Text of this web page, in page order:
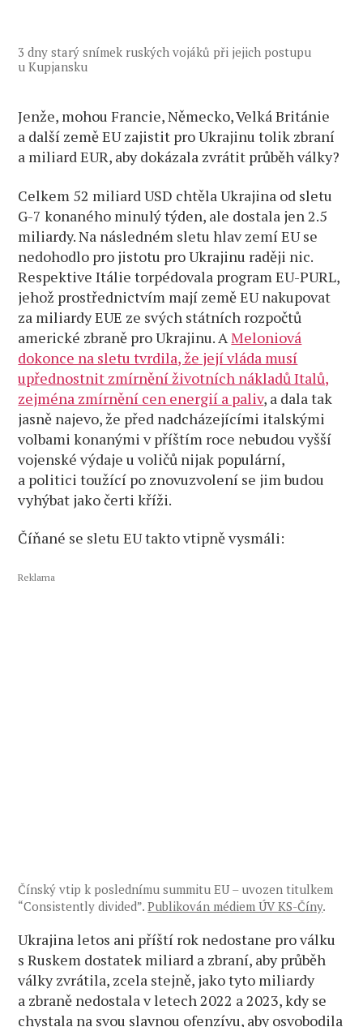
3 dny starý snímek ruských vojáků při jejich postupu
u Kupjansku
Jenže, mohou Francie, Německo, Velká Británie
a další země EU zajistit pro Ukrajinu tolik zbraní
a miliard EUR, aby dokázala zvrátit průběh války?
Celkem 52 miliard USD chtěla Ukrajina od sletu
G-7 konaného minulý týden, ale dostala jen 2.5
miliardy. Na následném sletu hlav zemí EU se
nedohodlo pro jistotu pro Ukrajinu raději nic.
Respektive Itálie torpédovala program EU-PURL,
jehož prostřednictvím mají země EU nakupovat
za miliardy EUE ze svých státních rozpočtů
americké zbraně pro Ukrajinu. AMeloniová
dokonce na sletu tvrdila, že její vláda musí
upřednostnit zmírnění životních nákladů Italů,
zejména zmírnění cen energií a paliv, a dala tak
jasně najevo, že před nadcházejícími italskými
volbami konanými v příštím roce nebudou vyšší
vojenské výdaje u voličů nijak populární,
a politici toužící po znovuzvolení se jim budou
vyhýbat jako čerti kříži.
Číňané se sletu EU takto vtipně vysmáli:
Reklama
Čínský vtip k poslednímu summitu EU – uvozen titulkem
“Consistently divided”.Publikován médiem ÚV KS-Číny.
Ukrajina letos ani příští rok nedostane pro válku
s Ruskem dostatek miliard a zbraní, aby průběh
války zvrátila, zcela stejně, jako tyto miliardy
a zbraně nedostala v letech 2022 a 2023, kdy se
chystala na svou slavnou ofenzívu, aby osvobodila